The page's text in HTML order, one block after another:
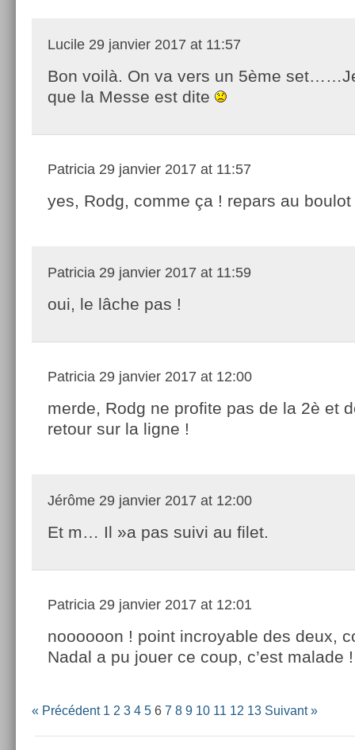
Lucile 29 janvier 2017 at 11:57
Bon voilà. On va vers un 5ème
que la Messe est dite
Patricia 29 janvier 2017 at 11:57
yes, Rodg, comme ça ! repars au boulot
Patricia 29 janvier 2017 at 11:59
oui, le lâche pas !
Patricia 29 janvier 2017 at 12:00
merde, Rodg ne profite pas de la 2è et
retour sur la ligne !
Jérôme 29 janvier 2017 at 12:00
Et m… Il »a pas suivi au filet.
Patricia 29 janvier 2017 at 12:01
noooooon ! point incroyable des deux,
Nadal a pu jouer ce coup, c’est malade !
« Précédent 1 2 3 4 5 6 7 8 9 10 11 12 13 Suivant »